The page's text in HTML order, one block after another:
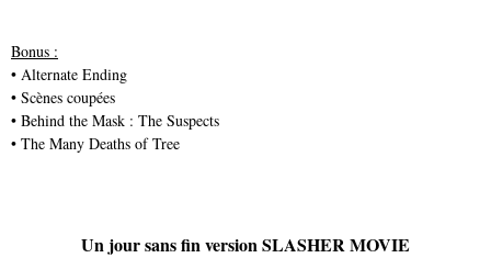
Bonus :
• Alternate Ending
• Scènes coupées
• Behind the Mask : The Suspects
• The Many Deaths of Tree
Un jour sans fin version SLASHER MOVIE